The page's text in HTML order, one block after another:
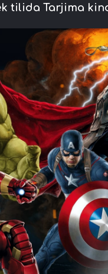
tilida Tarjima